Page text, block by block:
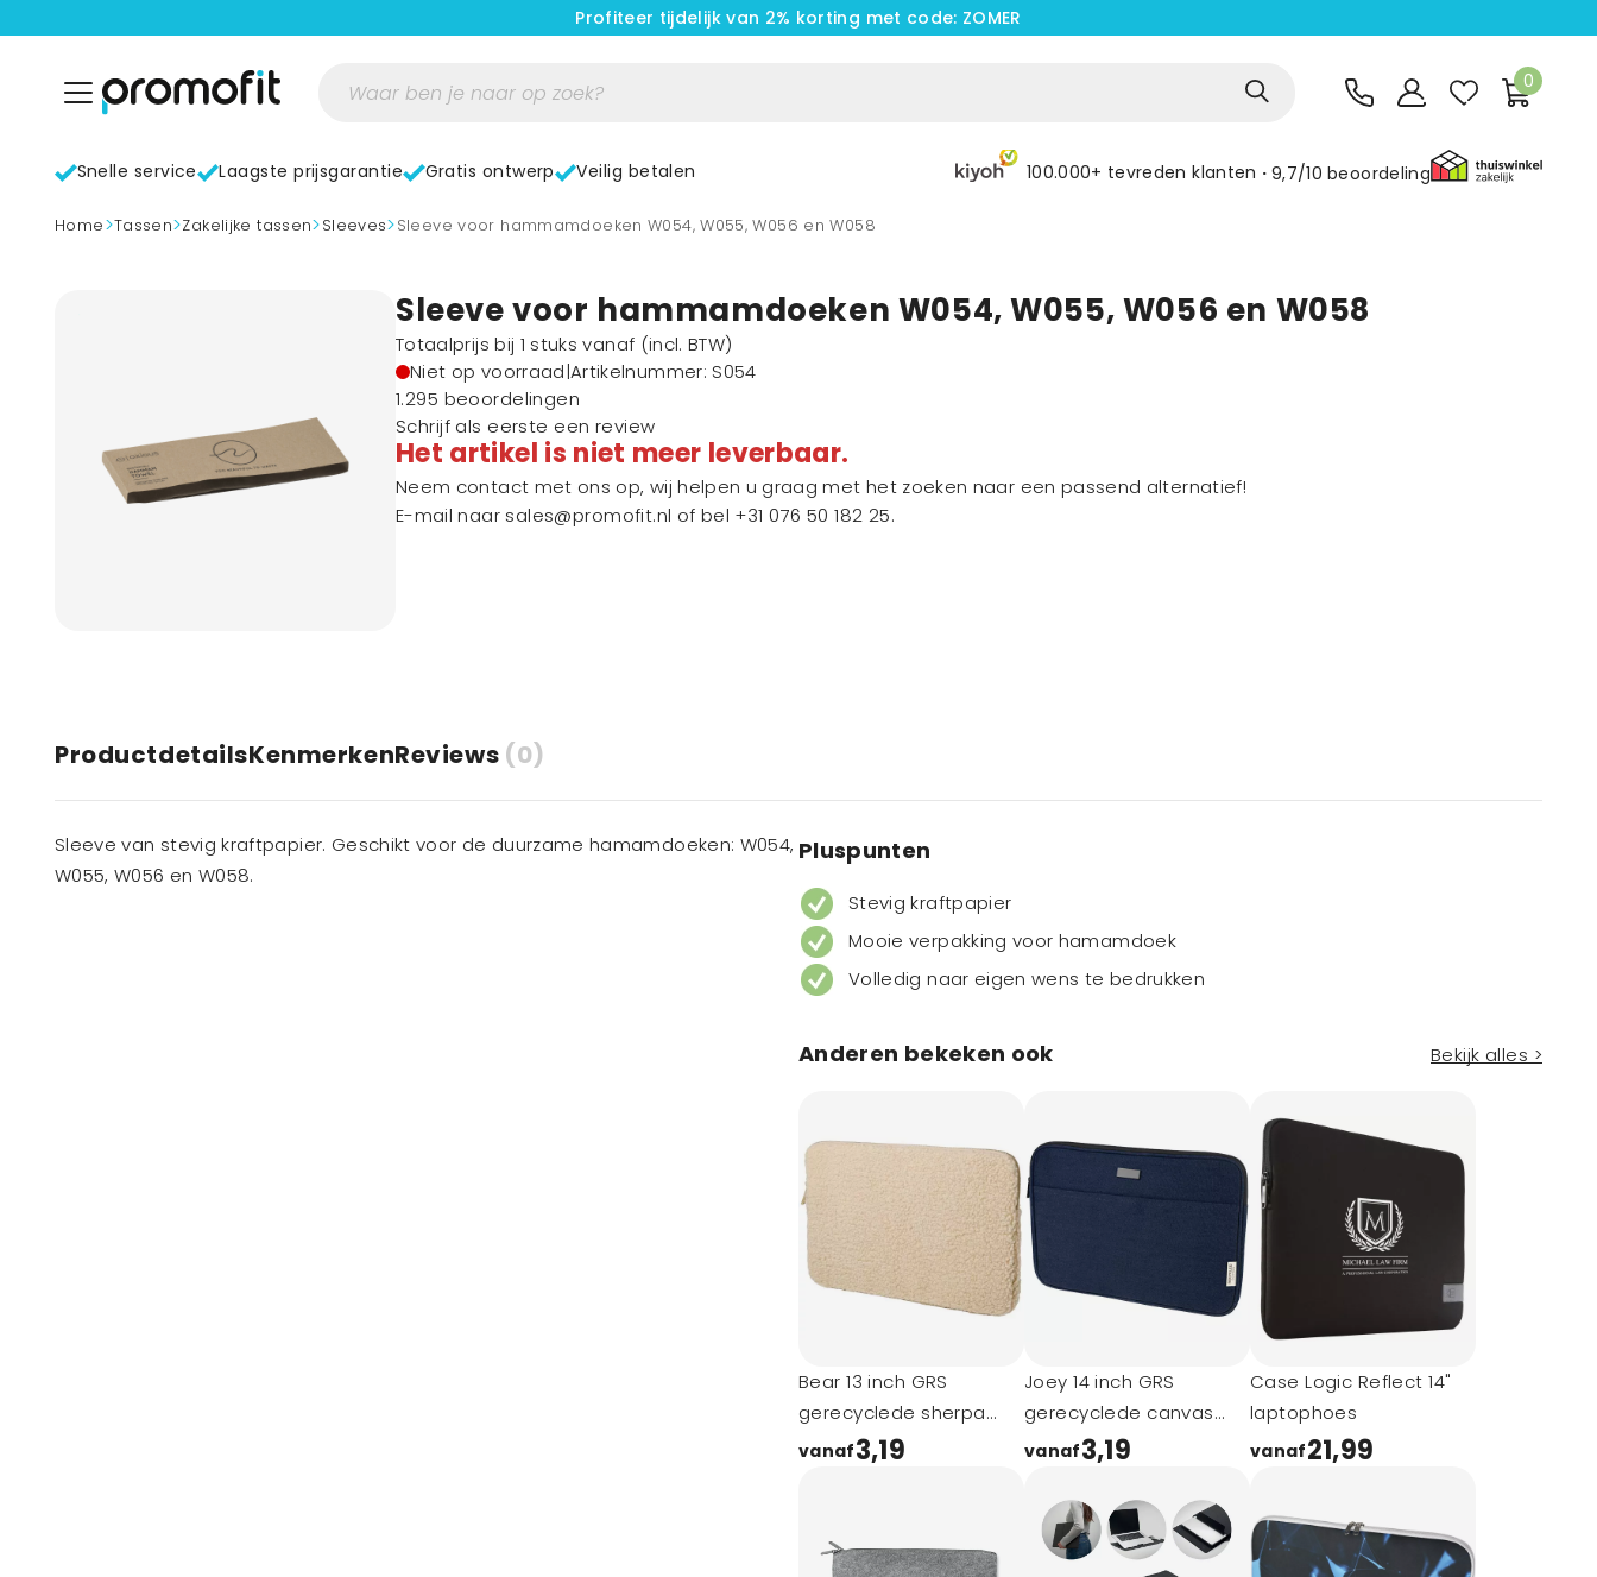
Profiteer tijdelijk van 2% korting met code: ZOMER
0
Snelle service Laagste prijsgarantie Gratis ontwerp Veilig betalen 100.000+ tevreden klanten 9,7/10 beoordeling
home> Tassen> Zakelijke tassen> Sleeves> Sleeve voor hammamdoeken W054, W055, W056 en W058
Sleeve voor hammamdoeken W054, W055, W056 en W058
Totaalprijs bij 1 stuks vanaf (incl. BTW)
Niet op voorraad|Artikelnummer: S054
1.295 beoordelingen
Schrijf als eerste een review
Het artikel is niet meer leverbaar.
Neem contact met ons op, wij helpen u graag met het zoeken naar een passend alternatief!
E-mail naar sales@promofit.nl of bel +31 076 50 182 25.
ProductdetailsKenmerkenReviews (0)
Sleeve van stevig kraftpapier. Geschikt voor de duurzame hamamdoeken: W054,
W055, W056 en W058.
Pluspunten
Stevig kraftpapier
Mooie verpakking voor hamamdoek
Volledig naar eigen wens te bedrukken
Anderen bekeken ook Bekijk alles >
Bear 13 inch GRS
gerecyclede sherpa
laptophoes 2 l
vanaf3,19
Joey 14 inch GRS
gerecyclede canvas
laptophoes, 2 l
vanaf3,19
Case Logic Reflect 14"
laptophoes
vanaf21,99